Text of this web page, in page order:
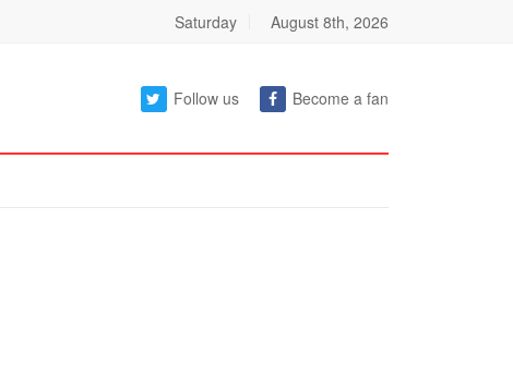
Saturday August 8th, 2026
Follow us Become a fan